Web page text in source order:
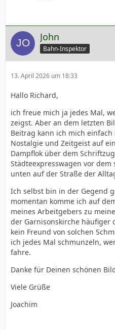
John
Bahn-Inspektor
13. April 2026 um 18:33
Hallo Richard,
ich freue mich ja jedes Mal,
zeigst. Aber an dem letzten
Beitrag kann ich mich einfach
Nostalgie und Zeitgeist auf
Dampflok über dem
Städteexpresswagen vor
unten auf der Straße der
Ich selbst bin in der Gegend
momentan komme ich auf
meines Arbeitgebers zu
der Garnisonskirche häufiger
kein Freund von solchen
ich jedes Mal schmunzeln,
fahre.
Danke für Deinen schönen
Viele Grüße
Joachim